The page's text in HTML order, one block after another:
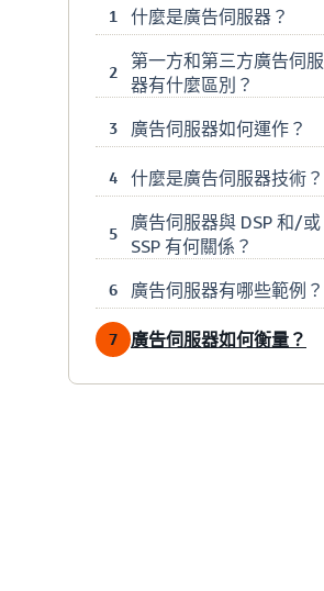
1 什麼是廣告伺服器？
2
第一方和第三方廣告伺服
器有什麼區別？
3 廣告伺服器如何運作？
4 什麼是廣告伺服器技術？
5
廣告伺服器與 DSP 和/或
SSP 有何關係？
6 廣告伺服器有哪些範例？
7 廣告伺服器如何衡量？